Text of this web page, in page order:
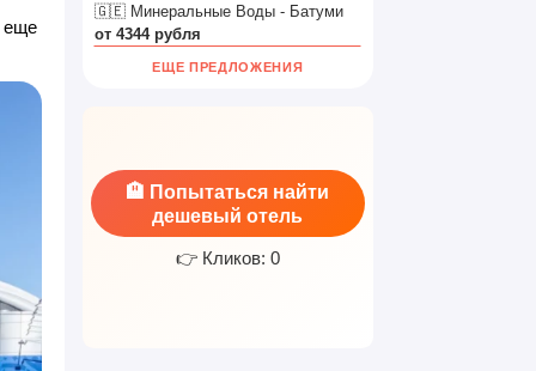
еще
🇬🇪 Минеральные Воды - Батуми
от 4344 рубля
ЕЩЕ ПРЕДЛОЖЕНИЯ
🏨 Попытаться найти
дешевый отель
👉 Кликов: 0